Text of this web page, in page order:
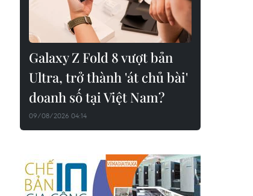
Galaxy Z Fold 8 vượt bản
Ultra, trở thành 'át chủ bài'
doanh số tại Việt Nam?
09/08/2026 04:14